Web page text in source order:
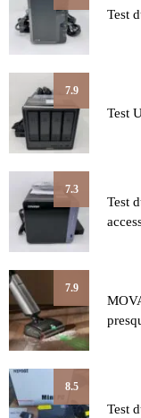
Test
7.9
Test
7.3
Test
7.9
8.5
Test